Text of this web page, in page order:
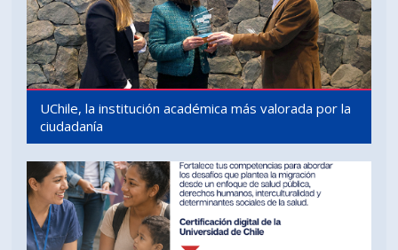
UChile, la institución académica más valorada por la
ciudadanía